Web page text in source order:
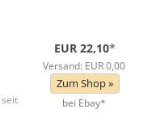
seit
EUR 22,10*
Versand: EUR 0,00
Zum Shop »
bei Ebay*